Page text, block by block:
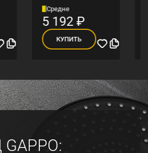
Средне
5 192₽
КУПИТЬ